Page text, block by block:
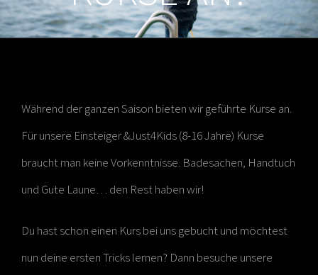
Während der ganzen Saison bieten wir geführte Kurse an.
Für unsere Einsteiger &Just4Kids (8-16 Jahre) Kurse
braucht man keine Vorkenntnisse. Badesachen, Handtuch
und Gute Laune… den Rest haben wir!
Du hast schon einen Kurs bei uns gebucht und möchtest
nun deine ersten Tricks lernen? Dann besuche unsere